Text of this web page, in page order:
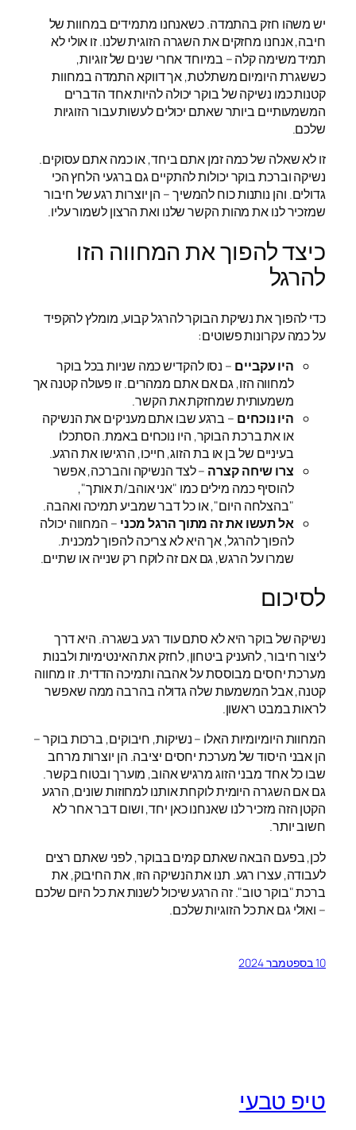
יש משהו חזק בהתמדה. כשאנחנו מתמידים במחוות של
חיבה, אנחנו מחזקים את השגרה הזוגית שלנו. זו אולי לא
תמיד משימה קלה – במיוחד אחרי שנים של זוגיות,
כששגרת היומיום משתלטת, אך דווקא התמדה במחוות
קטנות כמו נשיקה של בוקר יכולה להיות אחד הדברים
המשמעותיים ביותר שאתם יכולים לעשות עבור הזוגיות
שלכם.
זו לא שאלה של כמה זמן אתם ביחד, או כמה אתם עסוקים.
נשיקה וברכת בוקר יכולות להתקיים גם ברגעי הלחץ הכי
גדולים. והן נותנות כוח להמשיך – הן יוצרות רגע של חיבור
שמזכיר לנו את מהות הקשר שלנו ואת הרצון לשמור עליו.
כיצד להפוך את המחווה הזו
להרגל
כדי להפוך את נשיקת הבוקר להרגל קבוע, מומלץ להקפיד
על כמה עקרונות פשוטים:
היו עקביים – נסו להקדיש כמה שניות בכל בוקר
למחווה הזו, גם אם אתם ממהרים. זו פעולה קטנה אך
משמעותית שמחזקת את הקשר.
היו נוכחים – ברגע שבו אתם מעניקים את הנשיקה
או את ברכת הבוקר, היו נוכחים באמת. הסתכלו
בעיניים של בן או בת הזוג, חייכו, הרגישו את הרגע.
צרו שיחה קצרה – לצד הנשיקה והברכה, אפשר
להוסיף כמה מילים כמו "אני אוהב/ת אותך",
"בהצלחה היום", או כל דבר שמביע תמיכה ואהבה.
אל תעשו את זה מתוך הרגל מכני – המחווה יכולה
להפוך להרגל, אך היא לא צריכה להפוך למכנית.
שמרו על הרגש, גם אם זה לוקח רק שנייה או שתיים.
לסיכום
נשיקה של בוקר היא לא סתם עוד רגע בשגרה. היא דרך
ליצור חיבור, להעניק ביטחון, לחזק את האינטימיות ולבנות
מערכת יחסים מבוססת על אהבה ותמיכה הדדית. זו מחווה
קטנה, אבל המשמעות שלה גדולה בהרבה ממה שאפשר
לראות במבט ראשון.
המחוות היומיומיות האלו – נשיקות, חיבוקים, ברכות בוקר –
הן אבני היסוד של מערכת יחסים יציבה. הן יוצרות מרחב
שבו כל אחד מבני הזוג מרגיש אהוב, מוערך ובטוח בקשר.
גם אם השגרה היומית לוקחת אותנו למחוזות שונים, הרגע
הקטן הזה מזכיר לנו שאנחנו כאן יחד, ושום דבר אחר לא
חשוב יותר.
לכן, בפעם הבאה שאתם קמים בבוקר, לפני שאתם רצים
לעבודה, עצרו רגע. תנו את הנשיקה הזו, את החיבוק, את
ברכת "בוקר טוב". זה הרגע שיכול לשנות את כל היום שלכם
– ואולי גם את כל הזוגיות שלכם.
10 בספטמבר 2024
טיפ טבעי